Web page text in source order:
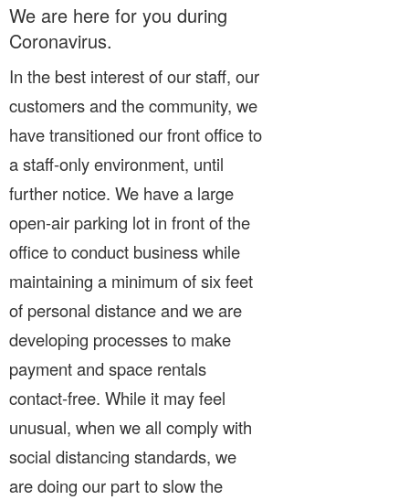
We are here for you during
Coronavirus.
In the best interest of our staff, our
customers and the community, we
have transitioned our front office to
a staff-only environment, until
further notice. We have a large
open-air parking lot in front of the
office to conduct business while
maintaining a minimum of six feet
of personal distance and we are
developing processes to make
payment and space rentals
contact-free. While it may feel
unusual, when we all comply with
social distancing standards, we
are doing our part to slow the